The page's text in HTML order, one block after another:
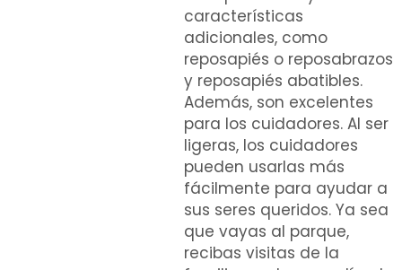
características
adicionales, como
reposapiés o reposabrazos
y reposapiés abatibles.
Además, son excelentes
para los cuidadores. Al ser
ligeras, los cuidadores
pueden usarlas más
fácilmente para ayudar a
sus seres queridos. Ya sea
que vayas al parque,
recibas visitas de la